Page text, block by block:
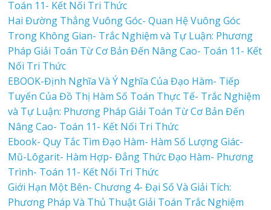
Toán 11- Kết Nối Tri Thức
Hai Đường Thẳng Vuông Góc- Quan Hệ Vuông Góc
Trong Không Gian- Trắc Nghiệm và Tự Luận: Phương
Pháp Giải Toán Từ Cơ Bản Đến Nâng Cao- Toán 11- Kết
Nối Tri Thức
EBOOK-Định Nghĩa Và Ý Nghĩa Của Đạo Hàm- Tiếp
Tuyến Của Đồ Thị Hàm Số Toán Thực Tế- Trắc Nghiệm
và Tự Luận: Phương Pháp Giải Toán Từ Cơ Bản Đến
Nâng Cao- Toán 11- Kết Nối Tri Thức
Ebook- Quy Tắc Tìm Đạo Hàm- Hàm Số Lượng Giác-
Mũ-Lôgarit- Hàm Hợp- Đẳng Thức Đạo Hàm- Phương
Trình- Toán 11- Kết Nối Tri Thức
Giới Hạn Một Bên- Chương 4- Đại Số Và Giải Tích:
Phương Pháp Và Thủ Thuật Giải Toán Trắc Nghiệm